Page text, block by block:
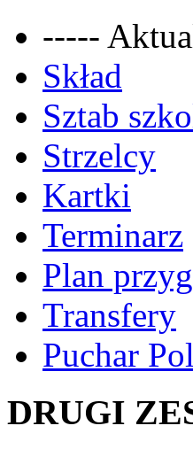
-----
Skład
Sztab
Strzelcy
Kartki
Terminarz
Plan
Transfery
Puchar
DRUGI